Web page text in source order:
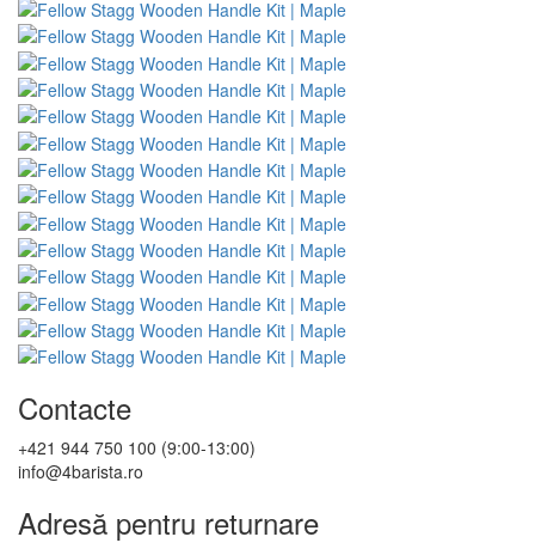
Contacte
+421 944 750 100 (9:00-13:00)
info@4barista.ro
Adresă pentru returnare